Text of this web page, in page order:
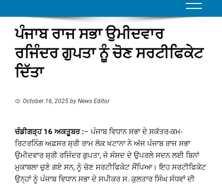
ਪੰਜਾਬ ਰਾਜ ਸਭਾ ਉਮੀਦਵਾਰ
ਰਜਿੰਦਰ ਗੁਪਤਾ ਨੂੰ ਚੋਣ ਸਰਟੀਫਿਕੇਟ
ਦਿੱਤਾ
October 16, 2025 by News Editor
ਚੰਡੀਗੜ੍ਹ 16 ਅਕਤੂਬਰ :– ਪੰਜਾਬ ਵਿਧਾਨ ਸਭਾ ਦੇ ਸਕੱਤਰ-ਕਮ-
ਰਿਟਰਨਿੰਗ ਅਫ਼ਸਰ ਸ਼੍ਰੀ ਰਾਮ ਲੋਕ ਖਟਾਨਾ ਨੇ ਅੱਜ ਪੰਜਾਬ ਰਾਜ ਸਭਾ
ਉਮੀਦਵਾਰ ਸ਼੍ਰੀ ਰਜਿੰਦਰ ਗੁਪਤਾ, ਜੋ ਸੰਸਦ ਦੇ ਉਪਰਲੇ ਸਦਨ ਲਈ ਬਿਨਾਂ
ਮੁਕਾਬਲਾ ਚੁਣੇ ਗਏ ਸਨ, ਨੂੰ ਚੋਣ ਸਰਟੀਫਿਕੇਟ ਸੌਂਪਿਆ। ਇਹ ਸਰਟੀਫਿਕੇਟ
ਉਨ੍ਹਾਂ ਨੂੰ ਪੰਜਾਬ ਵਿਧਾਨ ਸਭਾ ਦੇ ਸਪੀਕਰ ਸ. ਕੁਲਤਾਰ ਸਿੰਘ ਸੰਧਵਾਂ ਦੀ